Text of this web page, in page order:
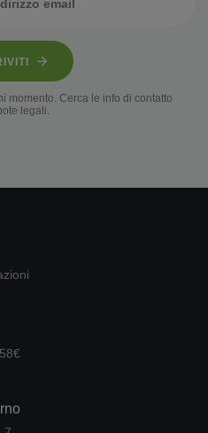
momento. Cerca le info di contatto
legali.